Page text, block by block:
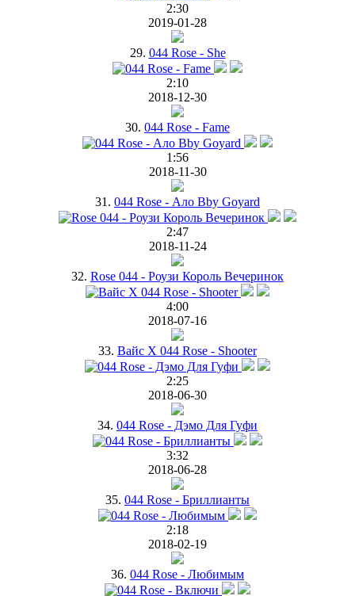
2:30
2019-01-28
29. 044 Rose - She
2:10
2018-12-30
30. 044 Rose - Fame
1:56
2018-11-30
31. 044 Rose - Ало Bby Goyard
2:47
2018-11-24
32. Rose 044 - Роузи Король Вечеринок
4:00
2018-07-16
33. Вайс Х 044 Rose - Shooter
2:25
2018-06-30
34. 044 Rose - Дэмо Для Гуфи
3:32
2018-06-28
35. 044 Rose - Бриллианты
2:18
2018-02-19
36. 044 Rose - Любимым